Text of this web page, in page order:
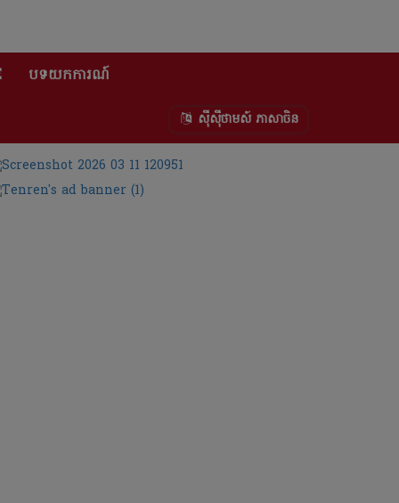
បទយកការណ៍
ស៊ីស៊ីថាមស៍ ភាសាចិន